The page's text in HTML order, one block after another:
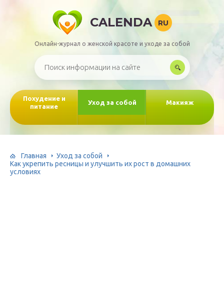
CALENDA RU
Онлайн-журнал о женской красоте и уходе за собой
Похудение и
питание
Уход за собой Макияж
Главная
Уход за собой
Как укрепить ресницы и улучшить их рост в домашних
условиях